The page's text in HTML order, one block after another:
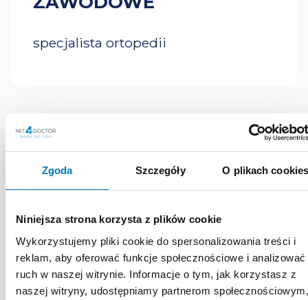
Zgoda Szczegóły O plikach
Niniejsza strona korzysta z plików cookie
Wykorzystujemy pliki cookie do spersonalizowania treści i
reklam, aby oferować funkcje społecznościowe i analizować
ruch w naszej witrynie. Informacje o tym, jak korzystasz z
naszej witryny, udostępniamy partnerom społecznościowym,
specjalista ortopedii
MATERIAŁY
EDUKACYJNE
EKSPERTA